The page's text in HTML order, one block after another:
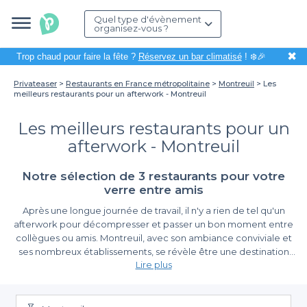
Quel type d'évènement
organisez-vous ?
Trop chaud pour faire la fête ? Réservez un bar climatisé! ❄️🎉 ✖
Privateaser Restaurants en France métropolitaine Montreuil
Les
meilleurs restaurants pour un afterwork - Montreuil
Les meilleurs restaurants pour un
afterwork - Montreuil
Notre sélection de 3 restaurants pour votre
verre entre amis
Après une longue journée de travail, il n'y a rien de tel qu'un
afterwork pour décompresser et passer un bon moment entre
collègues ou amis. Montreuil, avec son ambiance conviviale et
ses nombreux établissements, se révèle être une destination
idéale pour organiser votre prochaine sortie. Que vous
créatifs ou simplement partager une planche apéritive dans une
Simplifiez-vous la vie avec Privateaser
Lire plus